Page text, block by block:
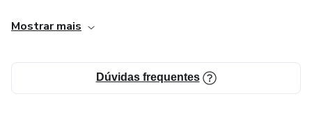
Mostrar mais
Dúvidas frequentes